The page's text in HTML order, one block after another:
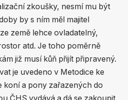
zkoušky, nesmí mu být
by s ním měl majitel
země lehce ovladatelný,
atd. Je toho poměrně
již musí kůň přijít připravený.
je uvedeno v Metodice ke
koní a pony zařazených do